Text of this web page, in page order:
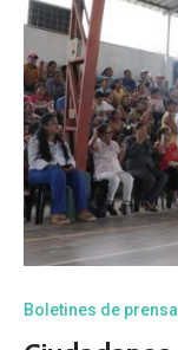
Boletines de prensa